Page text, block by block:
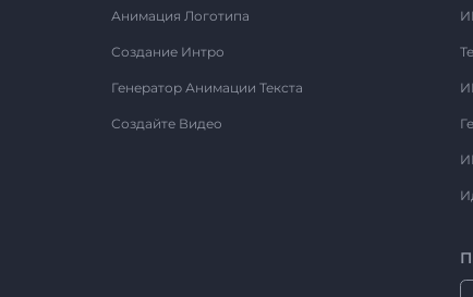
Анимация Логотипа
Создание Интро
Генератор Анимации Текста
Создайте Видео